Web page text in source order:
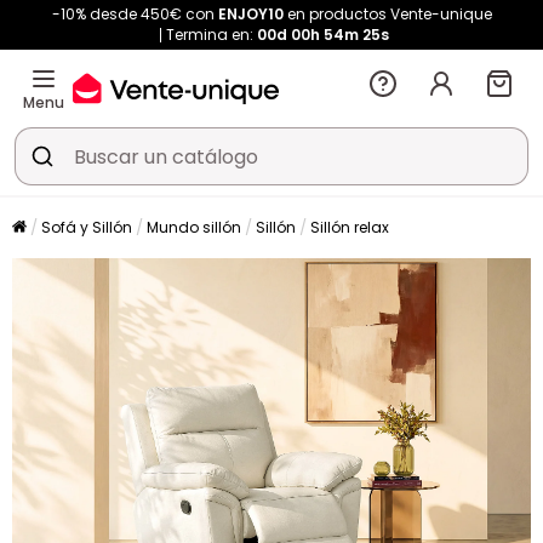
-10% desde 450€ con ENJOY10en productos Vente-unique
Termina en: 00d 00h 54m 24s
Menu
Sofá y Sillón Mundo sillón Sillón Sillón relax